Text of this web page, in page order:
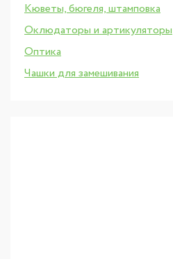
Кюветы, бюгеля, штамповка
Оклюдаторы и артикуляторы
Оптика
Чашки для замешивания